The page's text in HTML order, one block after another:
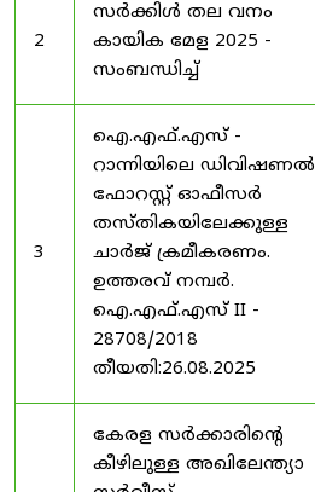
2
സർക്കിൾ തല വനം
കായിക മേള 2025 -
സംബന്ധിച്ച്
3
ഐ.എഫ്.എസ് -
റാന്നിയിലെ ഡിവിഷണൽ
ഫോറസ്റ്റ് ഓഫീസർ
തസ്തികയിലേക്കുള്ള
ചാർജ് ക്രമീകരണം.
ഉത്തരവ് നമ്പർ.
ഐ.എഫ്.എസ് II -
28708/2018
തീയതി:26.08.2025
കേരള സർക്കാരിന്റെ
കീഴിലുള്ള അഖിലേന്ത്യാ